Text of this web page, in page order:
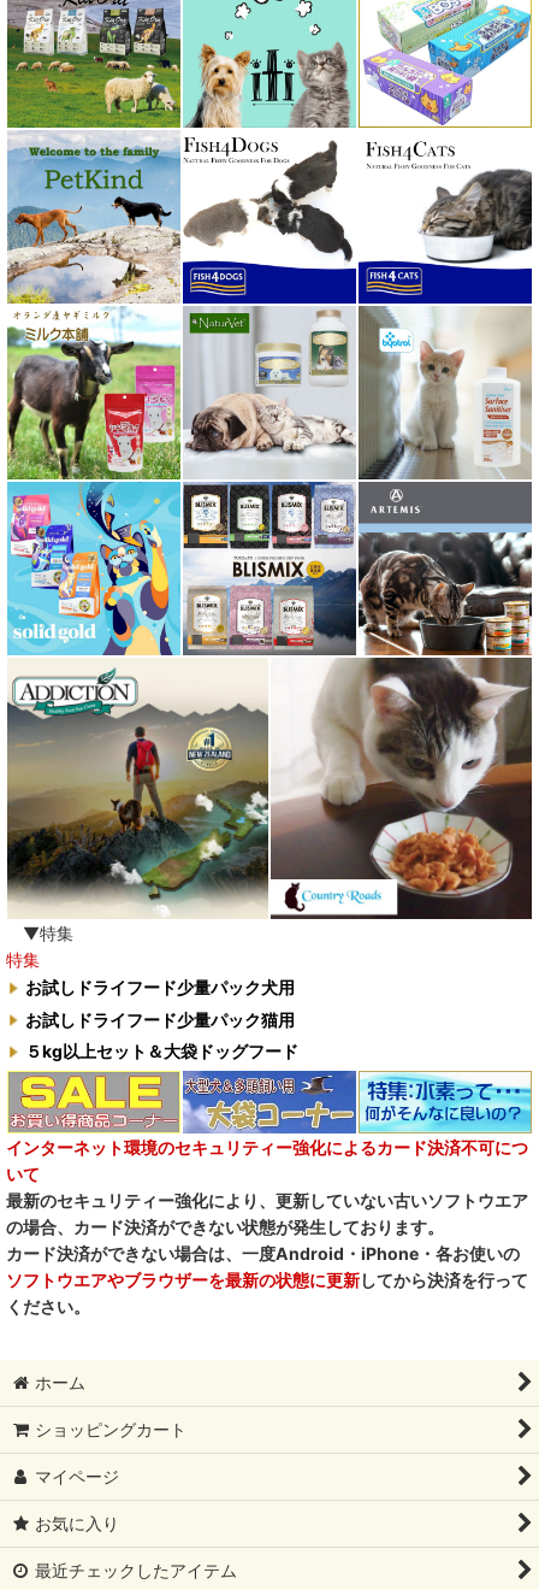
▼特集
特集
お試しドライフード少量パック犬用
お試しドライフード少量パック猫用
５kg以上セット＆大袋ドッグフード
インターネット環境のセキュリティー強化によるカード決済不可につ
いて
最新のセキュリティー強化により、更新していない古いソフトウエア
の場合、カード決済ができない状態が発生しております。
カード決済ができない場合は、一度Android・iPhone・各お使いの
ソフトウエアやブラウザーを最新の状態に更新してから決済を行って
ください。
ホーム
ショッピングカート
マイページ
お気に入り
最近チェックしたアイテム